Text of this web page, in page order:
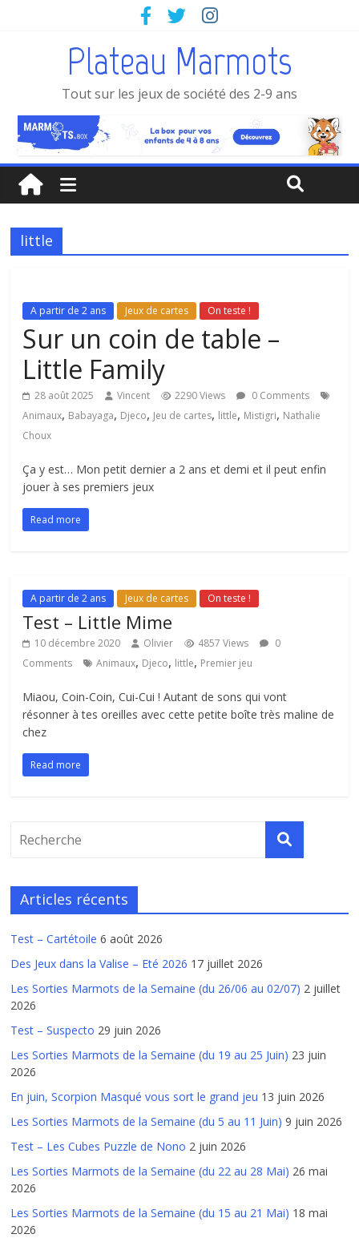
Plateau Marmots
Tout sur les jeux de société des 2-9 ans
little
A partir de 2 ans Jeux de cartes On teste !
Sur un coin de table –
Little Family
28 août 2025 Vincent 2290 Views
0 Comments
Animaux, Babayaga, Djeco, Jeu de cartes, little, Mistigri, Nathalie
Choux
Ça y est… Mon petit dernier a 2 ans et demi et il peut enfin
jouer à ses premiers jeux
Read more
A partir de 2 ans Jeux de cartes On teste !
Test – Little Mime
10 décembre 2020 Olivier 4857 Views
0
Comments
Animaux, Djeco, little, Premier jeu
Miaou, Coin-Coin, Cui-Cui ! Autant de sons qui vont
résonner à tes oreilles avec cette petite boîte très maline de
chez
Read more
Articles récents
Test – Cartétoile 6 août 2026
Des Jeux dans la Valise – Eté 2026 17 juillet 2026
Les Sorties Marmots de la Semaine (du 26/06 au 02/07) 2 juillet
2026
Test – Suspecto 29 juin 2026
Les Sorties Marmots de la Semaine (du 19 au 25 Juin) 23 juin
2026
En juin, Scorpion Masqué vous sort le grand jeu 13 juin 2026
Les Sorties Marmots de la Semaine (du 5 au 11 Juin) 9 juin 2026
Test – Les Cubes Puzzle de Nono 2 juin 2026
Les Sorties Marmots de la Semaine (du 22 au 28 Mai) 26 mai
2026
Les Sorties Marmots de la Semaine (du 15 au 21 Mai) 18 mai
2026